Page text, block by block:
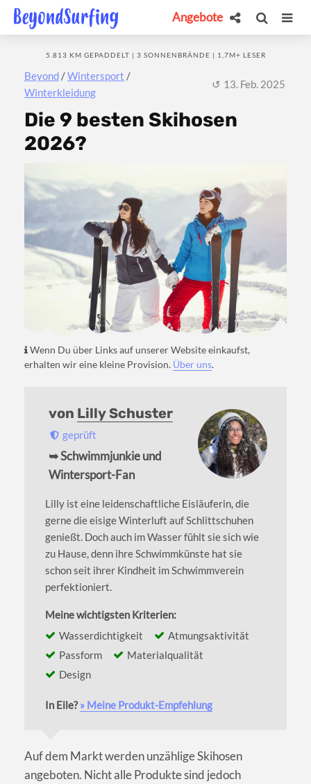
Angebote
Beyond /Wintersport /
Winterkleidung
5.813 KM GEPADDELT | 3 SONNENBRÄNDE | 1,7M+ LESER
13. Feb. 2025
Die 9 besten Skihosen
2026?
Wenn Du über Links auf unserer Website einkaufst,
erhalten wir eine kleine Provision. Über uns.
von Lilly Schuster
geprüft
➥ Schwimmjunkie und
Wintersport-Fan
Lilly ist eine leidenschaftliche Eisläuferin, die
gerne die eisige Winterluft auf Schlittschuhen
genießt. Doch auch im Wasser fühlt sie sich wie
zu Hause, denn ihre Schwimmkünste hat sie
schon seit ihrer Kindheit im Schwimmverein
perfektioniert.
Meine wichtigsten Kriterien:
Wasserdichtigkeit
Atmungsaktivität
Passform
Materialqualität
Design
In Eile?» Meine Produkt-Empfehlung
Auf dem Markt werden unzählige Skihosen
angeboten. Nicht alle Produkte sind jedoch